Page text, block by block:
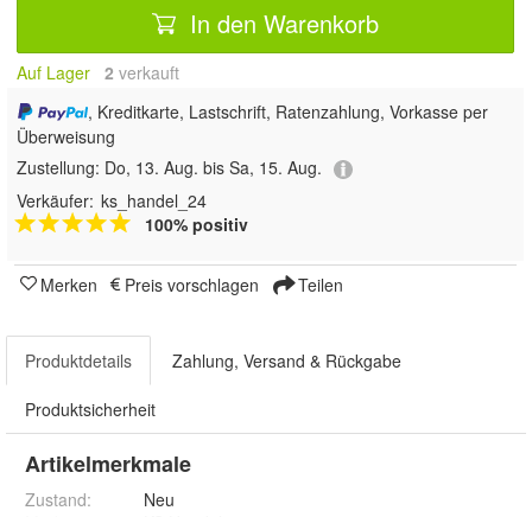
In den Warenkorb
Auf Lager 2 verkauft
, Kreditkarte, Lastschrift, Ratenzahlung, Vorkasse per
Überweisung
Zustellung: Do, 13. Aug. bis Sa, 15. Aug.
Verkäufer: ks_handel_24
100% positiv
Merken Preis vorschlagen Teilen
Produktdetails Zahlung, Versand & Rückgabe
Produktsicherheit
Artikelmerkmale
Zustand:
Neu